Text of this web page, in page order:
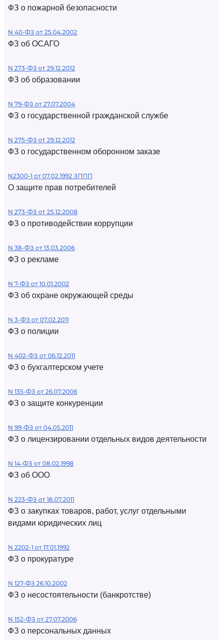
ФЗ о пожарной безопасности
N 40-ФЗ от 25.04.2002
ФЗ об ОСАГО
N 273-ФЗ от 29.12.2012
ФЗ об образовании
N 79-ФЗ от 27.07.2004
ФЗ о государственной гражданской службе
N 275-ФЗ от 29.12.2012
ФЗ о государственном оборонном заказе
N2300-1 от 07.02.1992 ЗППП
О защите прав потребителей
N 273-ФЗ от 25.12.2008
ФЗ о противодействии коррупции
N 38-ФЗ от 13.03.2006
ФЗ о рекламе
N 7-ФЗ от 10.01.2002
ФЗ об охране окружающей среды
N 3-ФЗ от 07.02.2011
ФЗ о полиции
N 402-ФЗ от 06.12.2011
ФЗ о бухгалтерском учете
N 135-ФЗ от 26.07.2006
ФЗ о защите конкуренции
N 99-ФЗ от 04.05.2011
ФЗ о лицензировании отдельных видов деятельности
N 14-ФЗ от 08.02.1998
ФЗ об ООО
N 223-ФЗ от 18.07.2011
ФЗ о закупках товаров, работ, услуг отдельными
видами юридических лиц
N 2202-1 от 17.01.1992
ФЗ о прокуратуре
N 127-ФЗ 26.10.2002
ФЗ о несостоятельности (банкротстве)
N 152-ФЗ от 27.07.2006
ФЗ о персональных данных